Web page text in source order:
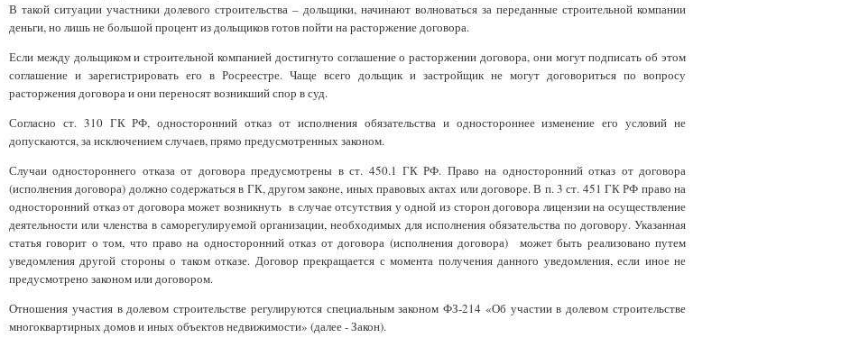
В такой ситуации участники долевого строительства – дольщики, начинают волноваться за переданные строительной компании
деньги, но лишь не большой процент из дольщиков готов пойти на расторжение договора.
Если между дольщиком и строительной компанией достигнуто соглашение о расторжении договора, они могут подписать об этом
соглашение и зарегистрировать его в Росреестре. Чаще всего дольщик и застройщик не могут договориться по вопросу
расторжения договора и они переносят возникший спор в суд.
Согласно ст. 310 ГК РФ, односторонний отказ от исполнения обязательства и одностороннее изменение его условий не
допускаются, за исключением случаев, прямо предусмотренных законом.
Случаи одностороннего отказа от договора предусмотрены в ст. 450.1 ГК РФ. Право на односторонний отказ от договора
(исполнения договора) должно содержаться в ГК, другом законе, иных правовых актах или договоре. В п. 3 ст. 451 ГК РФ право на
односторонний отказ от договора может возникнуть в случае отсутствия у одной из сторон договора лицензии на осуществление
деятельности или членства в саморегулируемой организации, необходимых для исполнения обязательства по договору. Указанная
статья говорит о том, что право на односторонний отказ от договора (исполнения договора) может быть реализовано путем
уведомления другой стороны о таком отказе. Договор прекращается с момента получения данного уведомления, если иное не
предусмотрено законом или договором.
Отношения участия в долевом строительстве регулируются специальным законом ФЗ-214 «Об участии в долевом строительстве
многоквартирных домов и иных объектов недвижимости» (далее - Закон).